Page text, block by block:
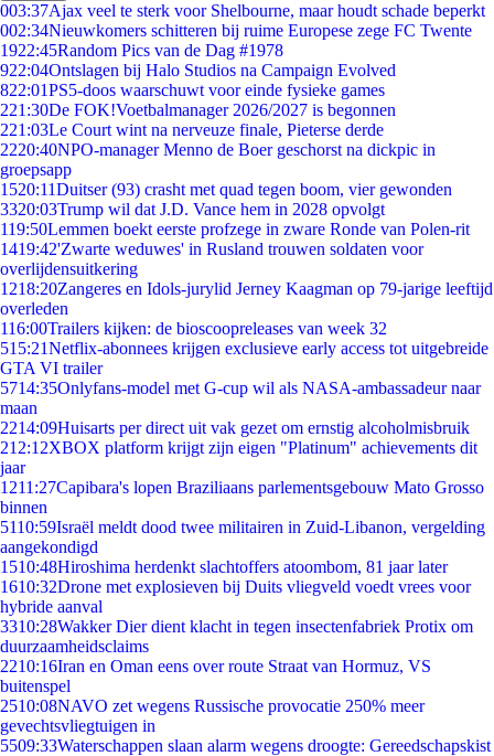
003:37Ajax veel te sterk voor Shelbourne, maar houdt schade beperkt
002:34Nieuwkomers schitteren bij ruime Europese zege FC Twente
1922:45Random Pics van de Dag #1978
922:04Ontslagen bij Halo Studios na Campaign Evolved
822:01PS5-doos waarschuwt voor einde fysieke games
221:30De FOK!Voetbalmanager 2026/2027 is begonnen
221:03Le Court wint na nerveuze finale, Pieterse derde
2220:40NPO-manager Menno de Boer geschorst na dickpic in
groepsapp
1520:11Duitser (93) crasht met quad tegen boom, vier gewonden
3320:03Trump wil dat J.D. Vance hem in 2028 opvolgt
119:50Lemmen boekt eerste profzege in zware Ronde van Polen-rit
1419:42'Zwarte weduwes' in Rusland trouwen soldaten voor
overlijdensuitkering
1218:20Zangeres en Idols-jurylid Jerney Kaagman op 79-jarige leeftijd
overleden
116:00Trailers kijken: de bioscoopreleases van week 32
515:21Netflix-abonnees krijgen exclusieve early access tot uitgebreide
GTA VI trailer
5714:35Onlyfans-model met G-cup wil als NASA-ambassadeur naar
maan
2214:09Huisarts per direct uit vak gezet om ernstig alcoholmisbruik
212:12XBOX platform krijgt zijn eigen "Platinum" achievements dit
jaar
1211:27Capibara's lopen Braziliaans parlementsgebouw Mato Grosso
binnen
5110:59Israël meldt dood twee militairen in Zuid-Libanon, vergelding
aangekondigd
1510:48Hiroshima herdenkt slachtoffers atoombom, 81 jaar later
1610:32Drone met explosieven bij Duits vliegveld voedt vrees voor
hybride aanval
3310:28Wakker Dier dient klacht in tegen insectenfabriek Protix om
duurzaamheidsclaims
2210:16Iran en Oman eens over route Straat van Hormuz, VS
buitenspel
2510:08NAVO zet wegens Russische provocatie 250% meer
gevechtsvliegtuigen in
5509:33Waterschappen slaan alarm wegens droogte: Gereedschapskist